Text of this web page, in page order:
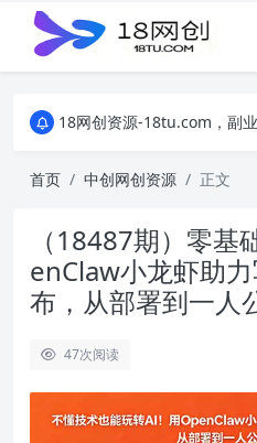
18网创资源-18tu.com，副业教程，创业项目，AI 实操教程，自媒
首页
中创网创资源 正文
（18487期）零
enClaw小龙虾助
布，从部署到一人
47次阅读